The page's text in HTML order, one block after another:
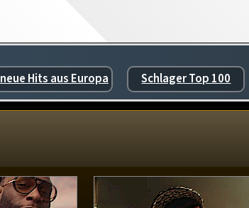
neue Hits aus Europa Schlager Top 100